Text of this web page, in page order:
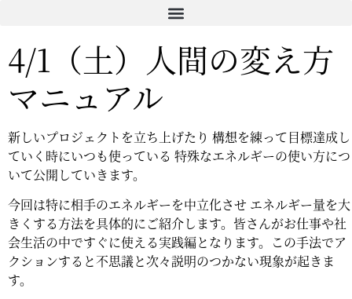
ン
キ
ッ
プ
4/1（土）人間の変え方
マニュアル
新しいプロジェクトを立ち上げたり 構想を練って目標達成し
ていく時にいつも使っている 特殊なエネルギーの使い方につ
いて公開していきます。
今回は特に相手のエネルギーを中立化させ エネルギー量を大
きくする方法を具体的にご紹介します。皆さんがお仕事や社
会生活の中ですぐに使える実践編となります。この手法でア
クションすると不思議と次々説明のつかない現象が起きま
す。